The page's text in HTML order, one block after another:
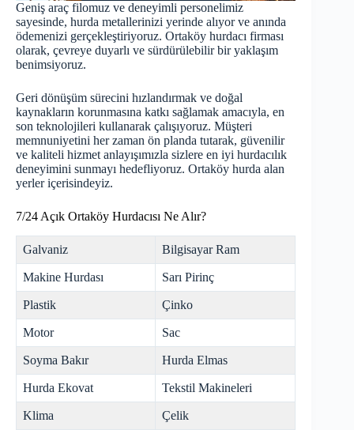
Geniş araç filomuz ve deneyimli personelimiz
sayesinde, hurda metallerinizi yerinde alıyor ve anında
ödemenizi gerçekleştiriyoruz. Ortaköy hurdacı firması
olarak, çevreye duyarlı ve sürdürülebilir bir yaklaşım
benimsiyoruz.
Geri dönüşüm sürecini hızlandırmak ve doğal
kaynakların korunmasına katkı sağlamak amacıyla, en
son teknolojileri kullanarak çalışıyoruz. Müşteri
memnuniyetini her zaman ön planda tutarak, güvenilir
ve kaliteli hizmet anlayışımızla sizlere en iyi hurdacılık
deneyimini sunmayı hedefliyoruz. Ortaköy hurda alan
yerler içerisindeyiz.
7/24 Açık Ortaköy Hurdacısı Ne Alır?
Galvaniz Bilgisayar Ram
Makine Hurdası Sarı Pirinç
Plastik Çinko
Motor Sac
Soyma Bakır Hurda Elmas
Hurda Ekovat Tekstil Makineleri
Klima Çelik